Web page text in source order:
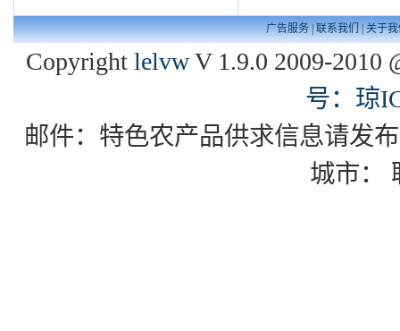
广告服务|联系我们|关于
Copyright lelvwV 1.9.0 2009-2010
号：琼
邮件：特色农产品供求信息请发
城市：